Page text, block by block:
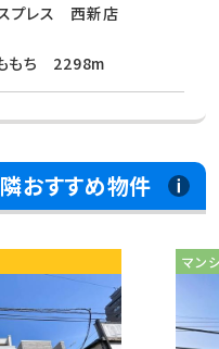
スプレス 西新店
もち 2298m
おすすめ物件
マン